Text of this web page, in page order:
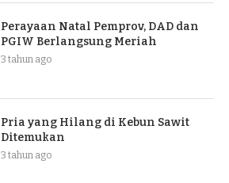
Perayaan Natal Pemprov, DAD dan
PGIW Berlangsung Meriah
3 tahun ago
Pria yang Hilang di Kebun Sawit
Ditemukan
3 tahun ago